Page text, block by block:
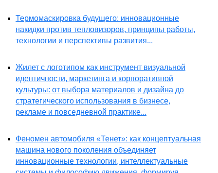
Термомаскировка будущего: инновационные
накидки против тепловизоров, принципы работы,
технологии и перспективы развития...
Жилет с логотипом как инструмент визуальной
идентичности, маркетинга и корпоративной
культуры: от выбора материалов и дизайна до
стратегического использования в бизнесе,
рекламе и повседневной практике...
Феномен автомобиля «Тенет»: как концептуальная
машина нового поколения объединяет
инновационные технологии, интеллектуальные